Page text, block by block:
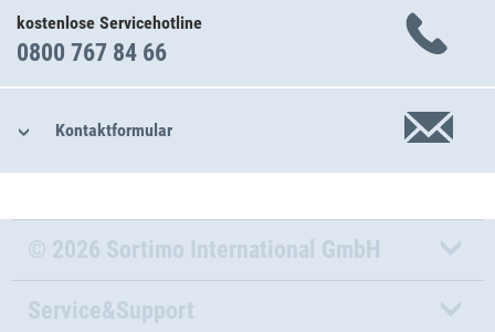
kostenlose Servicehotline
0800 767 84 66
Kontaktformular
© 2026 Sortimo International GmbH
Service&Support